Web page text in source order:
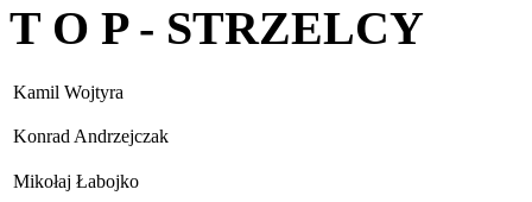
T O P - STRZELCY
Kamil Wojtyra
Konrad Andrzejczak
Mikołaj Łabojko